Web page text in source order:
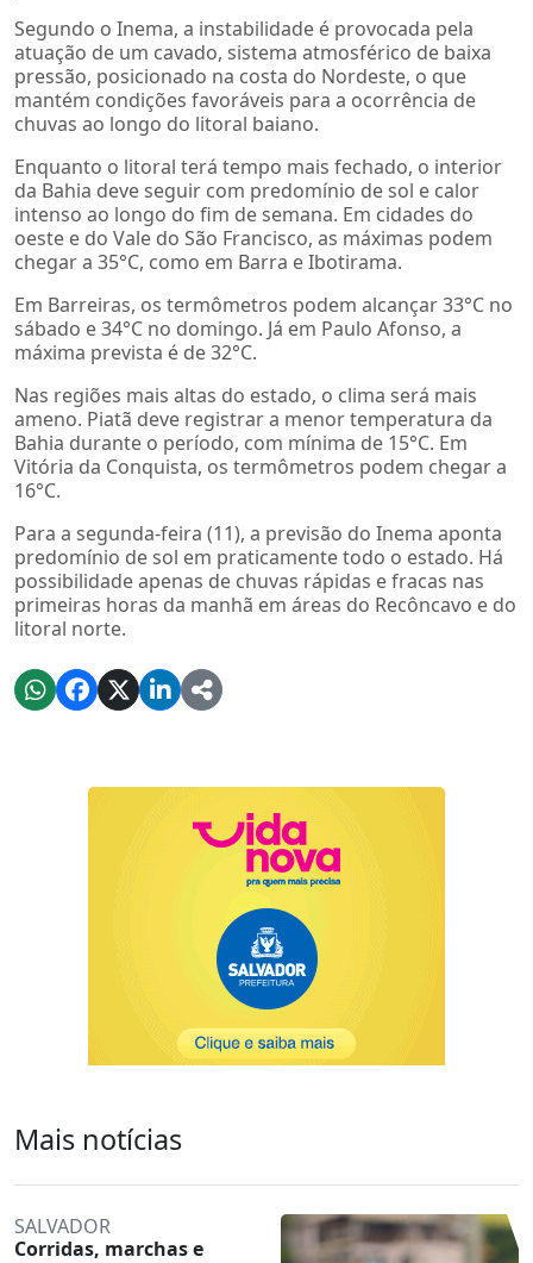
Segundo o Inema, a instabilidade é provocada pela
atuação de um cavado, sistema atmosférico de baixa
pressão, posicionado na costa do Nordeste, o que
mantém condições favoráveis para a ocorrência de
chuvas ao longo do litoral baiano.
Enquanto o litoral terá tempo mais fechado, o interior
da Bahia deve seguir com predomínio de sol e calor
intenso ao longo do fim de semana. Em cidades do
oeste e do Vale do São Francisco, as máximas podem
chegar a 35°C, como em Barra e Ibotirama.
Em Barreiras, os termômetros podem alcançar 33°C no
sábado e 34°C no domingo. Já em Paulo Afonso, a
máxima prevista é de 32°C.
Nas regiões mais altas do estado, o clima será mais
ameno. Piatã deve registrar a menor temperatura da
Bahia durante o período, com mínima de 15°C. Em
Vitória da Conquista, os termômetros podem chegar a
16°C.
Para a segunda-feira (11), a previsão do Inema aponta
predomínio de sol em praticamente todo o estado. Há
possibilidade apenas de chuvas rápidas e fracas nas
primeiras horas da manhã em áreas do Recôncavo e do
litoral norte.
Mais notícias
SALVADOR
Corridas, marchas e